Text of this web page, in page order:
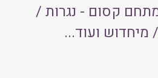
קסום - נגרות /
מיחדוש ועוד...